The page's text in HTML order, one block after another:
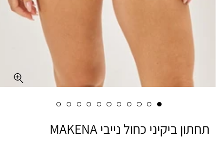
תחתון ביקיני כחול נייבי MAKENA